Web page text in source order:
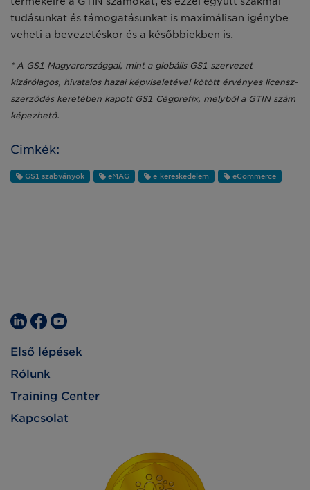
tudásunkat és támogatásunkat is maximálisan igénybe
veheti a bevezetéskor és a későbbiekben is.
* A GS1 Magyarországgal, mint a globális GS1 szervezet
kizárólagos, hivatalos hazai képviseletével kötött érvényes licensz-
szerződés keretében kapott GS1 Cégprefix, melyből a GTIN szám
képezhető.
Cimkék:
GS1 szabványok eMAG e-kereskedelem eCommerce
Első lépések
Rólunk
Training Center
Kapcsolat